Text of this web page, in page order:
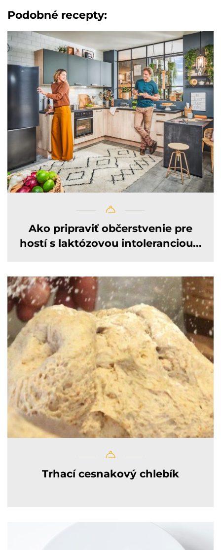
Podobné recepty:
Ako pripraviť občerstvenie pre
hostí s laktózovou intoleranciou...
Trhací cesnakový chlebík